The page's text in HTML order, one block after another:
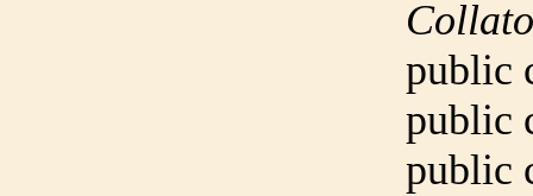
public
public
public